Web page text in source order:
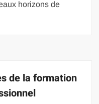
horizons de
de la formation